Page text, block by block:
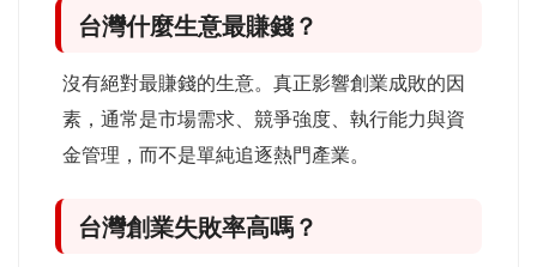
台灣什麼生意最賺錢？
沒有絕對最賺錢的生意。真正影響創業成敗的因
素，通常是市場需求、競爭強度、執行能力與資
金管理，而不是單純追逐熱門產業。
台灣創業失敗率高嗎？